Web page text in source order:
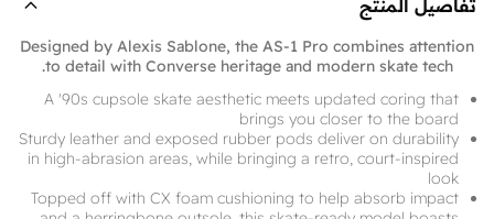
تفاصيل المنتج
Designed by Alexis Sablone, the AS-1 Pro combines attention
to detail with Converse heritage and modern skate tech.
A '90s cupsole skate aesthetic meets updated coring that
brings you closer to the board
Sturdy leather and exposed rubber pods deliver on durability
in high-abrasion areas, while bringing a retro, court-inspired
look
Topped off with CX foam cushioning to help absorb impact